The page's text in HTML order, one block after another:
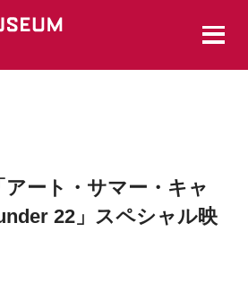
アート・サマー・キャ
22」スペシャル映